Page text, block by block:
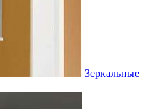
Зеркальные